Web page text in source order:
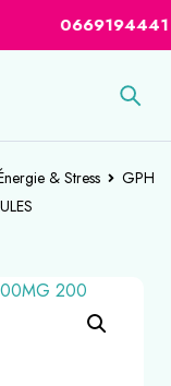
0669194441-
& Stress
GPH